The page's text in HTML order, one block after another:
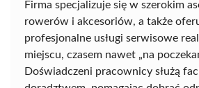
Firma specjalizuje się w szerokim
rowerów i akcesoriów, a także
profesjonalne usługi serwisowe
miejscu, czasem nawet „na
Doświadczeni pracownicy służą